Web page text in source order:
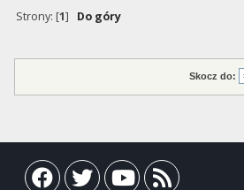
Strony: [1] Do góry
Skocz do: